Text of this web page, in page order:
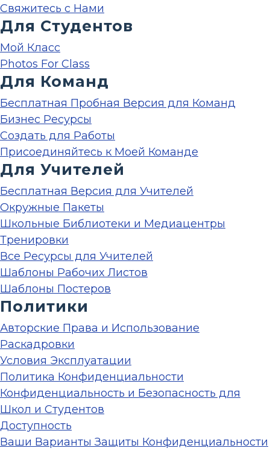
Свяжитесь с Нами
Для Студентов
Мой Класс
Photos For Class
Для Команд
Бесплатная Пробная Версия для Команд
Бизнес Ресурсы
Создать для Работы
Присоединяйтесь к Моей Команде
Для Учителей
Бесплатная Версия для Учителей
Окружные Пакеты
Школьные Библиотеки и Медиацентры
Тренировки
Все Ресурсы для Учителей
Шаблоны Рабочих Листов
Шаблоны Постеров
Политики
Авторские Права и Использование
Раскадровки
Условия Эксплуатации
Политика Конфиденциальности
Конфиденциальность и Безопасность для
Школ и Студентов
Доступность
Ваши Варианты Защиты Конфиденциальности